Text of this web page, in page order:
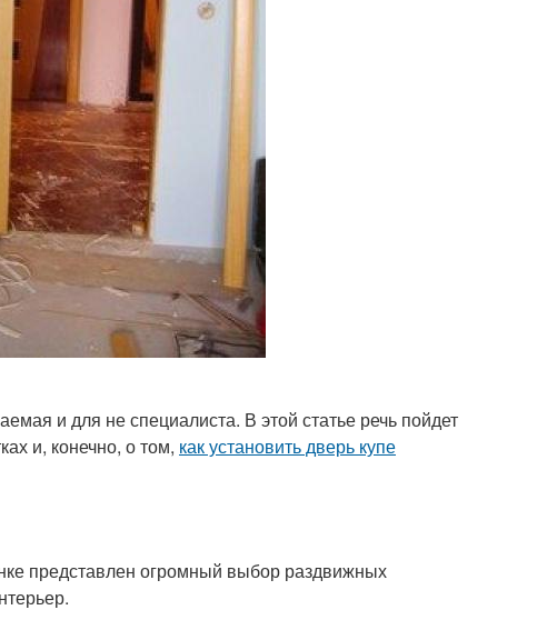
и для не специалиста. В этой статье речь пойдет
и, конечно, о том, как установить дверь купе
представлен огромный выбор раздвижных